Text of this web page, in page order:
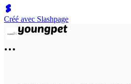
Créé avec Slashpage